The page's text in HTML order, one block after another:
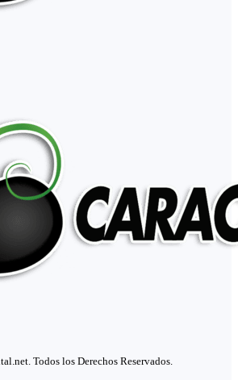
Todos los Derechos Reservados.